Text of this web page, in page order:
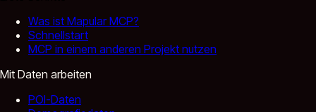
Was ist Mapular MCP?
Schnellstart
MCP in einem anderen Projekt nutzen
Mit Daten arbeiten
POI-Daten